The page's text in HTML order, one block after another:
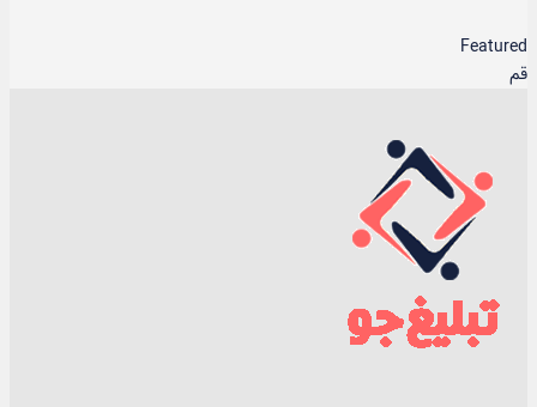
Featured
قم